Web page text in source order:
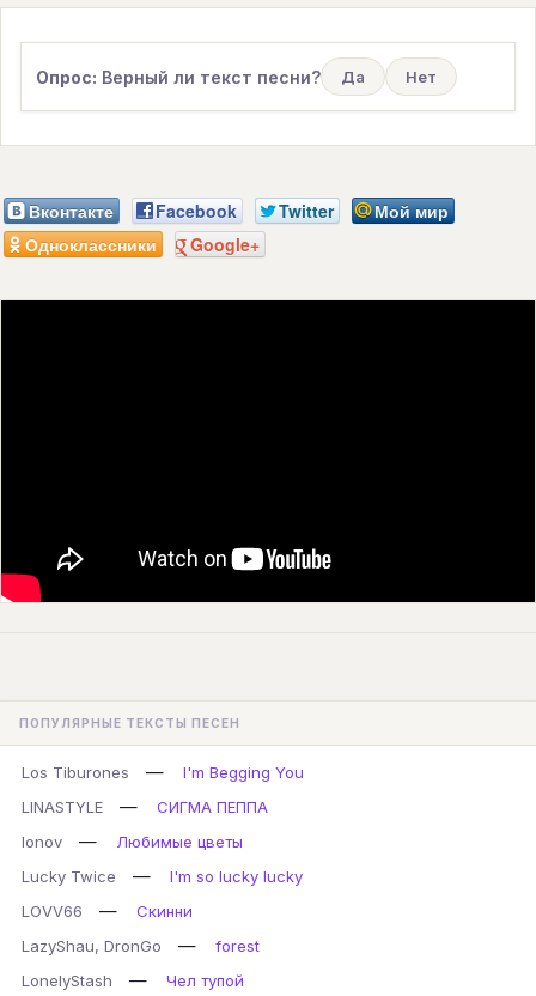
Опрос: Верный ли текст песни? Да Нет
Вконтакте Facebook Twitter
Мой мир
Одноклассники
Google+
ПОПУЛЯРНЫЕ ТЕКСТЫ ПЕСЕН
Los Tiburones —
I'm Begging You
LINASTYLE
—
СИГМА ПЕППА
lonov
—
Любимые цветы
Lucky Twice
—
I'm so lucky lucky
LOVV66
—
Скинни
LazyShau, DronGo
—
forest
LonelyStash
—
Чел тупой